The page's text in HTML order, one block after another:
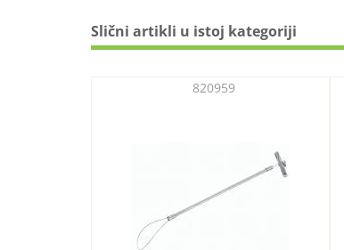
Slični artikli u istoj kategoriji
820959